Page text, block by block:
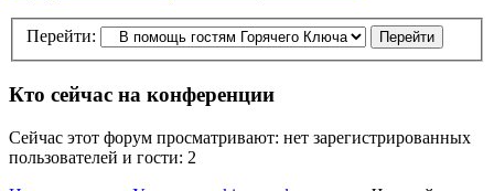
Перейти:
Кто сейчас на конференции
Сейчас этот форум просматривают: нет зарегистрированных
пользователей и гости: 2